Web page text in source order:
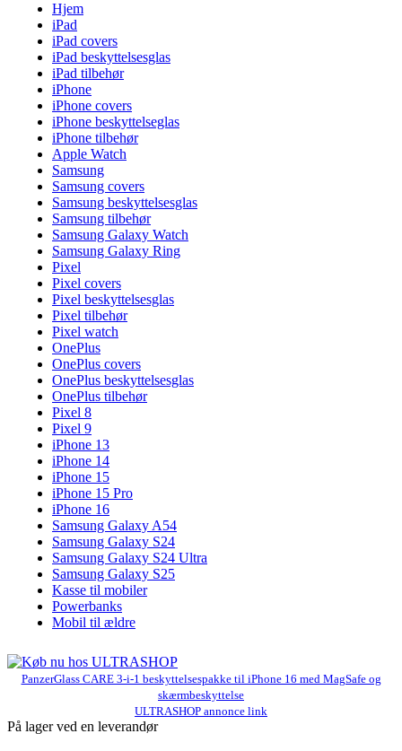
Hjem
iPad
iPad covers
iPad beskyttelsesglas
iPad tilbehør
iPhone
iPhone covers
iPhone beskyttelseglas
iPhone tilbehør
Apple Watch
Samsung
Samsung covers
Samsung beskyttelsesglas
Samsung tilbehør
Samsung Galaxy Watch
Samsung Galaxy Ring
Pixel
Pixel covers
Pixel beskyttelsesglas
Pixel tilbehør
Pixel watch
OnePlus
OnePlus covers
OnePlus beskyttelsesglas
OnePlus tilbehør
Pixel 8
Pixel 9
iPhone 13
iPhone 14
iPhone 15
iPhone 15 Pro
iPhone 16
Samsung Galaxy A54
Samsung Galaxy S24
Samsung Galaxy S24 Ultra
Samsung Galaxy S25
Kasse til mobiler
Powerbanks
Mobil til ældre
PanzerGlass CARE 3-i-1 beskyttelsespakke til iPhone 16 med MagSafe og
skærmbeskyttelse
ULTRASHOP annonce link
På lager ved en leverandør